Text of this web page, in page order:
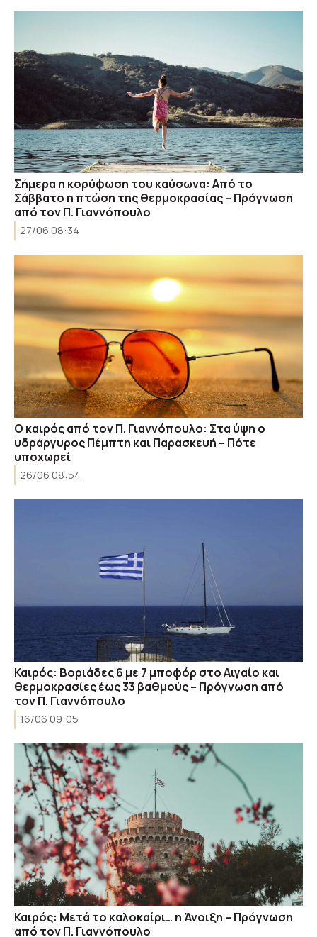
Σήμερα η κορύφωση του καύσωνα: Από το
Σάββατο η πτώση της θερμοκρασίας – Πρόγνωση
από τον Π. Γιαννόπουλο
27/06 08:34
Ο καιρός από τον Π. Γιαννόπουλο: Στα ύψη ο
υδράργυρος Πέμπτη και Παρασκευή – Πότε
υποχωρεί
26/06 08:54
Καιρός: Βοριάδες 6 με 7 μποφόρ στο Αιγαίο και
θερμοκρασίες έως 33 βαθμούς – Πρόγνωση από
τον Π. Γιαννόπουλο
16/06 09:05
Καιρός: Μετά το καλοκαίρι… η Άνοιξη – Πρόγνωση
από τον Π. Γιαννόπουλο